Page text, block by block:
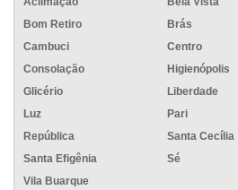
Bom Retiro
Brás
Cambuci
Centro
Consolação
Higienópolis
Glicério
Liberdade
Luz
Pari
República
Santa Cecília
Santa Efigênia
Sé
Vila Buarque